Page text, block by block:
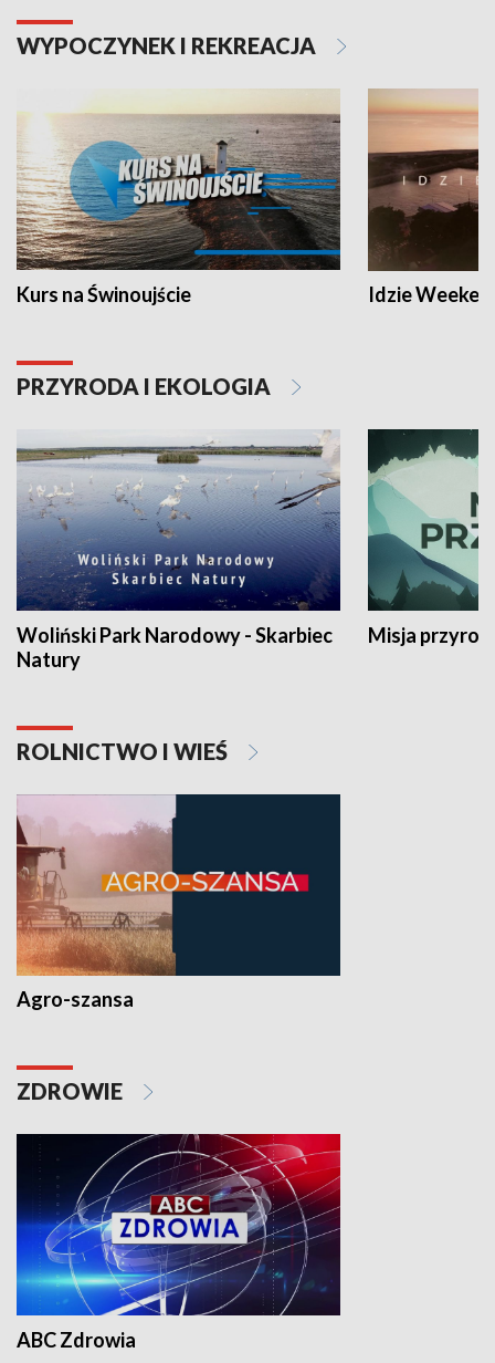
WYPOCZYNEK I REKREACJA
Kurs na Świnoujście Idzie
PRZYRODA I EKOLOGIA
Woliński Park Narodowy - Skarbiec
Natury
Misja
ROLNICTWO I WIEŚ
Agro-szansa
ZDROWIE
ABC Zdrowia